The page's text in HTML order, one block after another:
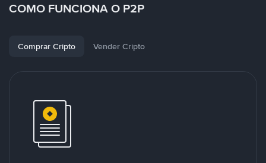
COMO FUNCIONA O P2P
Comprar Cripto Vender Cripto